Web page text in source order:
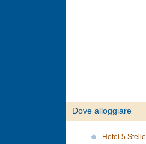
Dove alloggiare
Hotel 5 Stelle